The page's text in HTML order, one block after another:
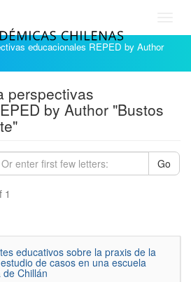
educacionales REPED by Author
perspectivas
by Author "Bustos
Go
1
educativos sobre la praxis de la
de casos en una escuela
Chillán